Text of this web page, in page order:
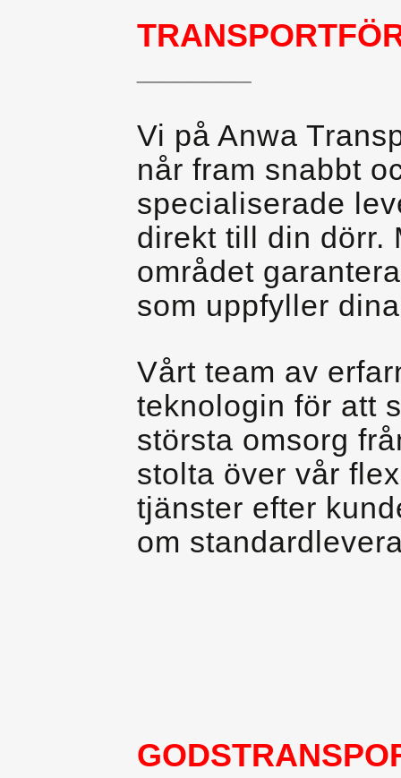
Vi på Anwa
når fram snabbt
specialiserade
direkt till din dörr.
området
som uppfyller
Vårt team av
teknologin för att
största omsorg
stolta över vår
tjänster efter
om